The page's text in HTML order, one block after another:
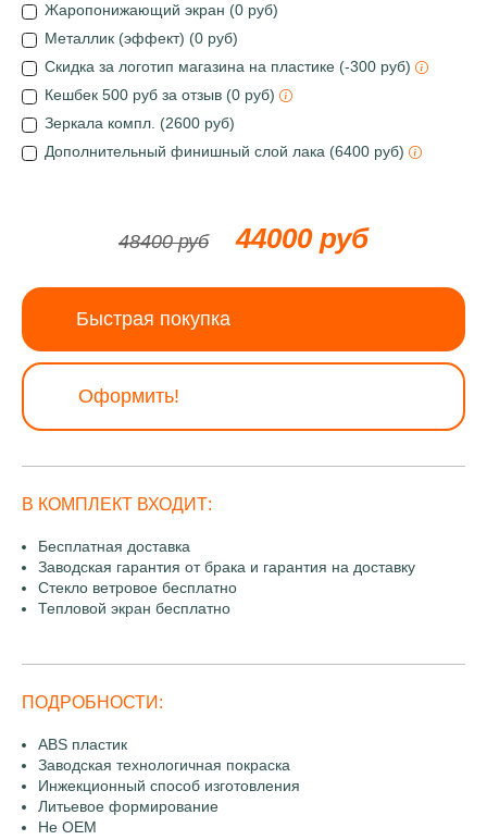
Жаропонижающий экран (0 руб)
Металлик (эффект) (0 руб)
Скидка за логотип магазина на пластике (-300 руб)
Кешбек 500 руб за отзыв (0 руб)
Зеркала компл. (2600 руб)
Дополнительный финишный слой лака (6400 руб)
48400 руб 44000 руб
Быстрая покупка
Оформить!
В КОМПЛЕКТ ВХОДИТ:
Бесплатная доставка
Заводская гарантия от брака и гарантия на доставку
Стекло ветровое бесплатно
Тепловой экран бесплатно
ПОДРОБНОСТИ:
ABS пластик
Заводская технологичная покраска
Инжекционный способ изготовления
Литьевое формирование
Не OEM